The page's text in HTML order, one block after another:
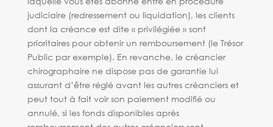
judiciaire (redressement ou liquidation), les clients
dont la créance est dite « privilégiée » sont
prioritaires pour obtenir un remboursement (le Trésor
Public par exemple). En revanche, le créancier
chirographaire ne dispose pas de garantie lui
assurant d’être réglé avant les autres créanciers et
peut tout à fait voir son paiement modifié ou
annulé, si les fonds disponibles après